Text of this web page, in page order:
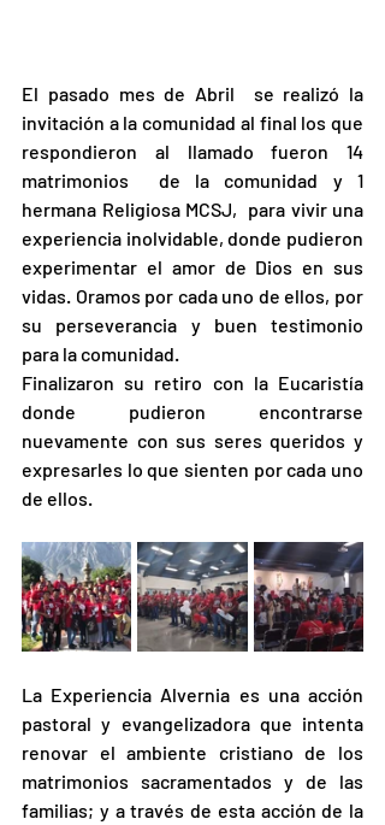
El pasado mes de Abril  se realizó la
invitación a la comunidad al final los que
respondieron al llamado fueron 14
matrimonios  de la comunidad y 1
hermana Religiosa MCSJ,  para vivir una
experiencia inolvidable, donde pudieron
experimentar el amor de Dios en sus
vidas. Oramos por cada uno de ellos, por
su perseverancia y buen testimonio
para la comunidad.
Finalizaron su retiro con la Eucaristía
donde pudieron encontrarse
nuevamente con sus seres queridos y
expresarles lo que sienten por cada uno
de ellos.
La Experiencia Alvernia es una acción
pastoral y evangelizadora que intenta
renovar el ambiente cristiano de los
matrimonios sacramentados y de las
familias; y a través de esta acción de la